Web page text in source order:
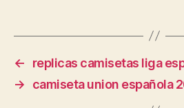
←
replicas camisetas liga
→
camiseta union española